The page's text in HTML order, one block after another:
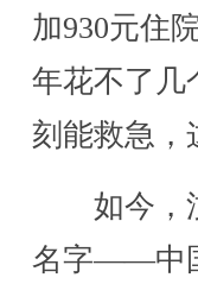
加930元住
年花不了几
刻能救急，
如今，汶
名字——中